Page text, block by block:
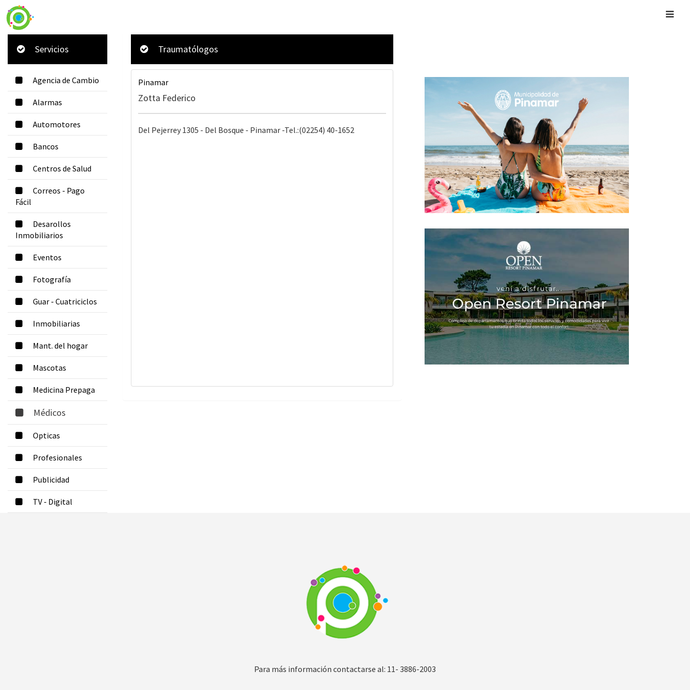
Servicios
Agencia de Cambio
Alarmas
Automotores
Bancos
Centros de Salud
Correos - Pago
Fácil
Desarollos
Inmobiliarios
Eventos
Fotografía
Guar - Cuatriciclos
Inmobiliarias
Mant. del hogar
Mascotas
Medicina Prepaga
Médicos
Opticas
Profesionales
Publicidad
TV - Digital
Traumatólogos
Pinamar
Zotta Federico
Del Pejerrey 1305 - Del Bosque - Pinamar -Tel.:(02254) 40-1652
Para más información contactarse al: 11- 3886-2003